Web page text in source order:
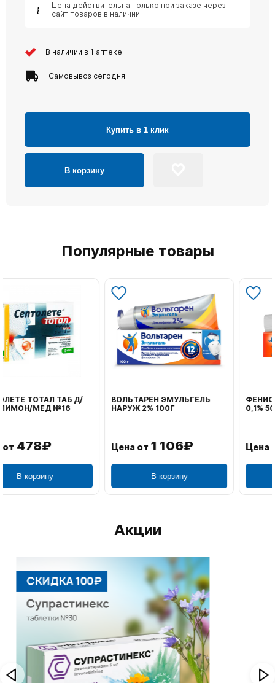
Цена действительна только при заказе через
сайт товаров в наличии
В наличии в 1 аптеке
Самовывоз сегодня
Купить в 1 клик
В корзину
Популярные товары
ВОЛЬТАРЕН ЭМУЛЬГЕЛЬ
НАРУЖ 2% 100Г
Цена от1 106₽
В корзину
ФЕНИСТИЛ ГЕЛЬ НАРУЖ
0,1% 50Г
Цена от749₽
В корзину
Акции